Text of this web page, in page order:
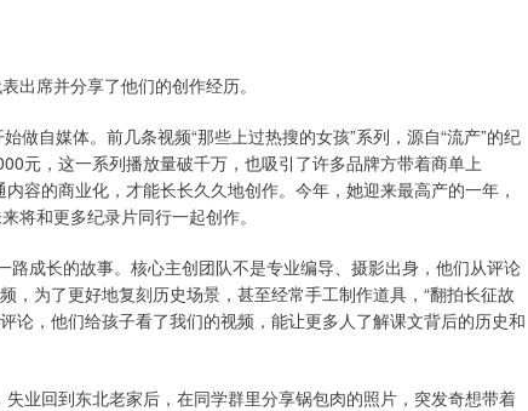
出席并分享了他们的创作经历。
做自媒体。前几条视频“那些上过热搜的女孩”系列，源自“流产”的纪
元，这一系列播放量破千万，也吸引了许多品牌方带着商单上
容的商业化，才能长长久久地创作。今年，她迎来最高产的一年，
将和更多纪录片同行一起创作。
路成长的故事。核心主创团队不是专业编导、摄影出身，他们从评论
，为了更好地复刻历史场景，甚至经常手工制作道具，“翻拍长征故
论，他们给孩子看了我们的视频，能让更多人了解课文背后的历史和
业回到东北老家后，在同学群里分享锅包肉的照片，突发奇想带着